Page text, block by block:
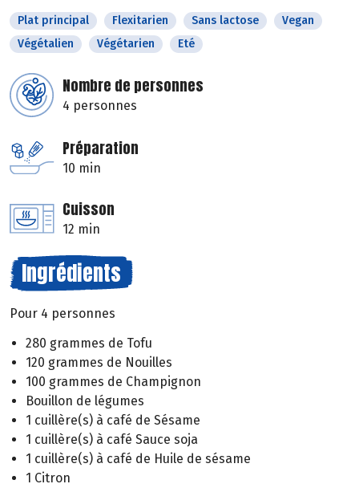
Plat principal Flexitarien Sans lactose
Vegan
Végétalien
Végétarien Eté
Nombre de personnes
4 personnes
Préparation
10 min
Cuisson
12 min
Ingrédients
Pour 4 personnes
280 grammes de Tofu
120 grammes de Nouilles
100 grammes de Champignon
Bouillon de légumes
1 cuillère(s) à café de Sésame
1 cuillère(s) à café Sauce soja
1 cuillère(s) à café de Huile de sésame
1 Citron